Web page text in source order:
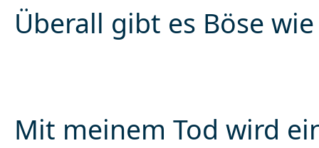
Überall gibt es Böse
Mit meinem Tod wird